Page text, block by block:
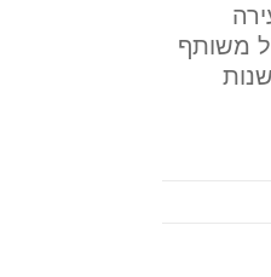
משותף
בחברת פורן שרים ומהנדס אזרחי בעל ותק של מעל ל - 20 שנות